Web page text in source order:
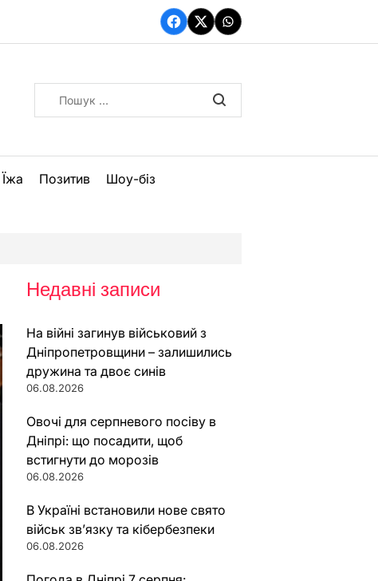
Facebook
TwitterWhatsApp
Їжа Позитив Шоу-біз
Недавні записи
На війні загинув військовий з
Дніпропетровщини – залишились
дружина та двоє синів
06.08.2026
Овочі для серпневого посіву в
Дніпрі: що посадити, щоб
встигнути до морозів
06.08.2026
В Україні встановили нове свято
військ зв’язку та кібербезпеки
06.08.2026